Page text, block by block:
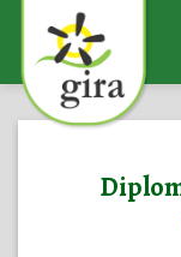
contenido